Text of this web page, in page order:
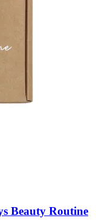
Beauty Routine